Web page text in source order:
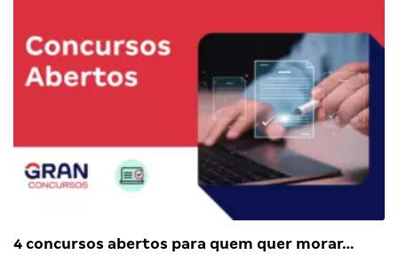
4 concursos abertos para quem quer morar…